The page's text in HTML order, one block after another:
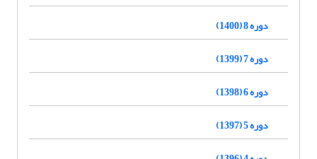
دوره 8 (1400)
دوره 7 (1399)
دوره 6 (1398)
دوره 5 (1397)